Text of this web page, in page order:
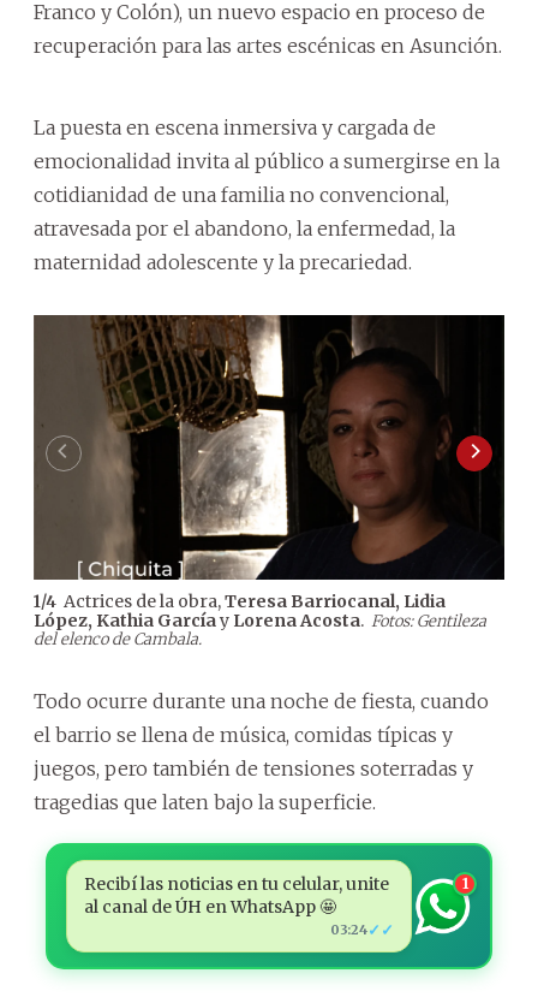
Franco y Colón), un nuevo espacio en proceso de
recuperación para las artes escénicas en Asunción.
La puesta en escena inmersiva y cargada de
emocionalidad invita al público a sumergirse en la
cotidianidad de una familia no convencional,
atravesada por el abandono, la enfermedad, la
maternidad adolescente y la precariedad.
1/4 Actrices de la obra,Teresa Barriocanal, Lidia
López, Kathia Garcíay Lorena Acosta. Fotos: Gentileza
del elenco de Cambala.
Todo ocurre durante una noche de fiesta, cuando
el barrio se llena de música, comidas típicas y
juegos, pero también de tensiones soterradas y
tragedias que laten bajo la superficie.
Recibí las noticias en tu celular, unite
al canal de ÚH en WhatsApp 🤩
03:24✓✓
1